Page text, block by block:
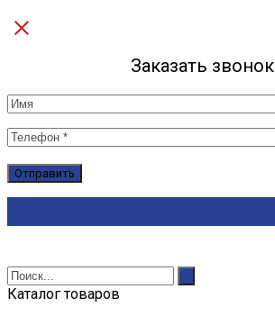
Заказать звонок
Каталог товаров